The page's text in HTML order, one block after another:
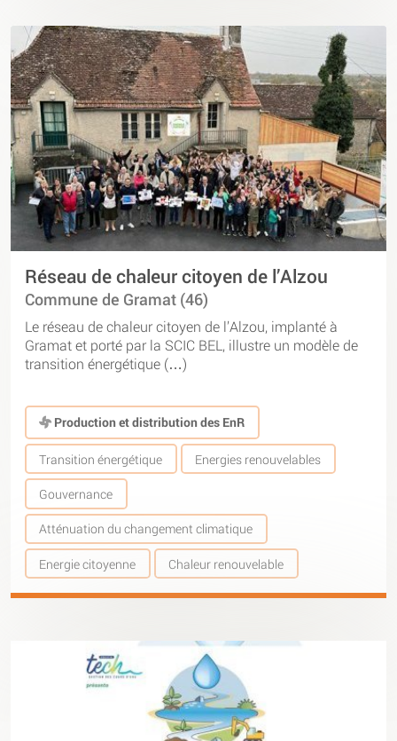
Réseau de chaleur citoyen de l’Alzou
Commune de Gramat (46)
Le réseau de chaleur citoyen de l’Alzou, implanté à
Gramat et porté par la SCIC BEL, illustre un modèle de
transition énergétique (…)
Production et distribution des EnR
Transition énergétique Energies renouvelables
Gouvernance
Atténuation du changement climatique
Energie citoyenne Chaleur renouvelable